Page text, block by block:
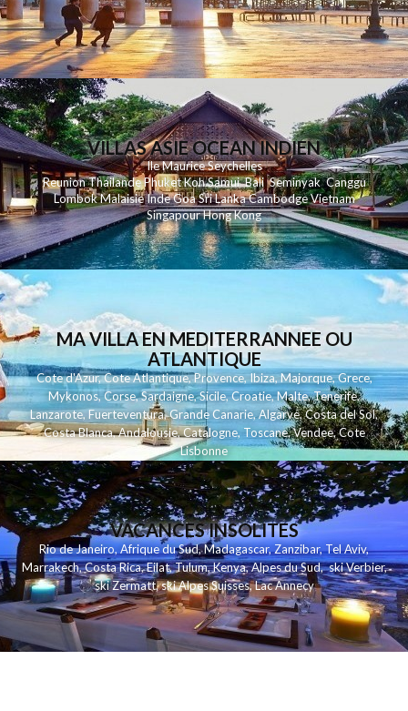
VILLAS ASIE OCEAN INDIEN
Ile MauriceSeychelles
ReunionThailandePhuketKohSamui Bali SeminyakCanggu
LombokMalaisieIndeGoaSri LankaCambodgeVietnam
SingapourHong Kong
MA VILLA EN MEDITERRANNEE OU
ATLANTIQUE
Cote d'Azur,Cote Atlantique,Provence,Ibiza,Majorque,Grece,
Mykonos,Corse,Sardaigne,Sicile,Croatie,Malte,Tenerife,
Lanzarote,Fuerteventura,Grande Canarie,Algarve,Costa del Sol,
Costa Blanca,Andalousie,Catalogne,Toscane,Vendee,Cote
Lisbonne
VACANCES INSOLITES
Rio de Janeiro,Afrique du Sud,Madagascar,Zanzibar,Tel Aviv,
Marrakech,Costa Rica,Eilat,Tulum,Kenya,Alpes du Sud,ski Verbier,
ski Zermatt,ski Alpes Suisses,Lac Annecy